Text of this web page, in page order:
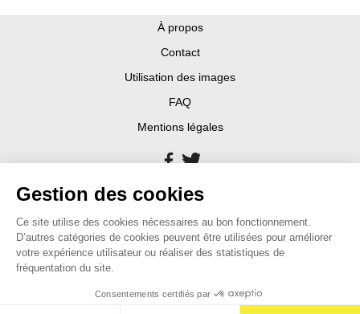
À propos
Contact
Utilisation des images
FAQ
Mentions légales
Gestion des cookies
Ce site utilise des cookies nécessaires au bon fonctionnement.
D’autres catégories de cookies peuvent être utilisées pour améliorer
votre expérience utilisateur ou réaliser des statistiques de
fréquentation du site.
Consentements certifiés par